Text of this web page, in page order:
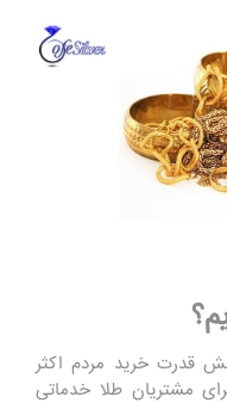
قدرت خرید مردم اکثر
مشتریان طلا خدماتی